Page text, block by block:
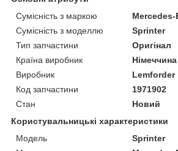
Сумісність з маркою
Mercedes-
Сумісність з моделлю
Sprinter
Тип запчастини
Оригінал
Країна виробник
Німеччина
Виробник
Lemforder
Код запчастини
1971902
Стан
Новий
Користувальницькі характеристики
Модель
Sprinter